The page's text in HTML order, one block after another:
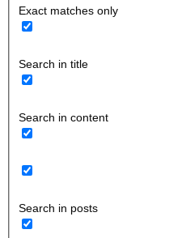
Exact matches only
Search in title
Search in content
Search in posts